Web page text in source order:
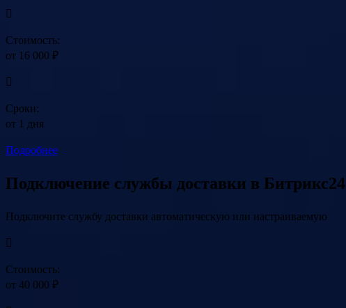
Стоимость:
от 16 000 ₽
Сроки:
от 1 дня
Подробнее
Подключение службы доставки в Битрикс24
Подключите службу доставки автоматическую или настраиваемую
Стоимость:
от 40 000 ₽